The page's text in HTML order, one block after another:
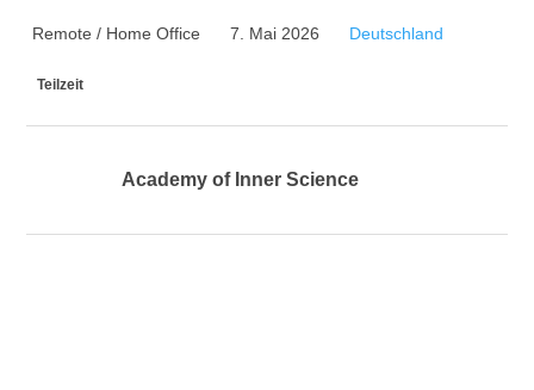
Remote / Home Office 7. Mai 2026 Deutschland
Teilzeit
Academy of Inner Science